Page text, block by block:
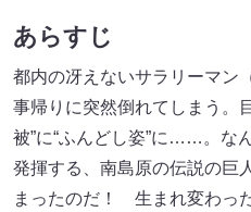
あらすじ
都内の冴えないサラリーマン
事帰りに突然倒れてしまう。
被”に“ふんどし姿”に……。な
発揮する、南島原の伝説の巨
まったのだ！ 生まれ変わっ